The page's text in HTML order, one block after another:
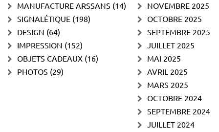
MANUFACTURE ARSSANS (14)
SIGNALÉTIQUE (198)
DESIGN (64)
IMPRESSION (152)
OBJETS CADEAUX (16)
PHOTOS (29)
NOVEMBRE 2025
OCTOBRE 2025
SEPTEMBRE 2025
JUILLET 2025
MAI 2025
AVRIL 2025
MARS 2025
OCTOBRE 2024
SEPTEMBRE 2024
JUILLET 2024